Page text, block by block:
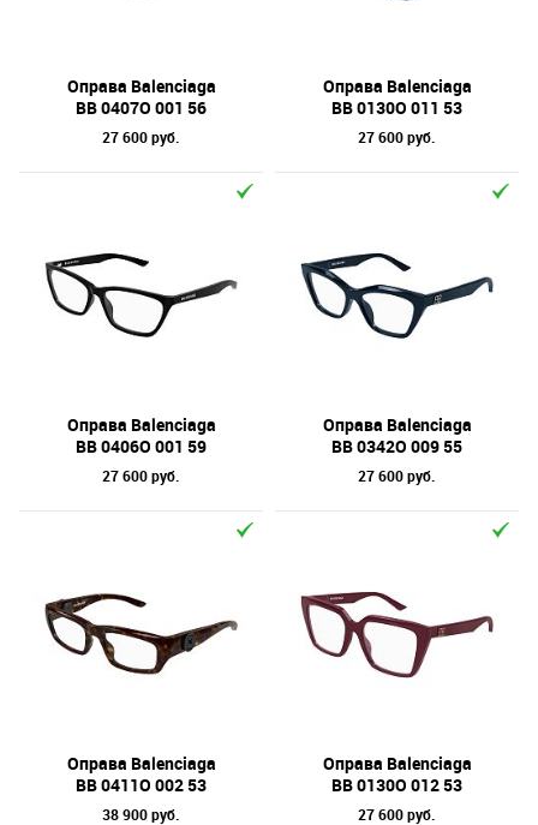
Оправа Balenciaga
BB 0407O 001 56
27 600 руб.
Оправа Balenciaga
BB 0130O 011 53
27 600 руб.
Оправа Balenciaga
BB 0406O 001 59
27 600 руб.
Оправа Balenciaga
BB 0342O 009 55
27 600 руб.
Оправа Balenciaga
BB 0411O 002 53
38 900 руб.
Оправа Balenciaga
BB 0130O 012 53
27 600 руб.